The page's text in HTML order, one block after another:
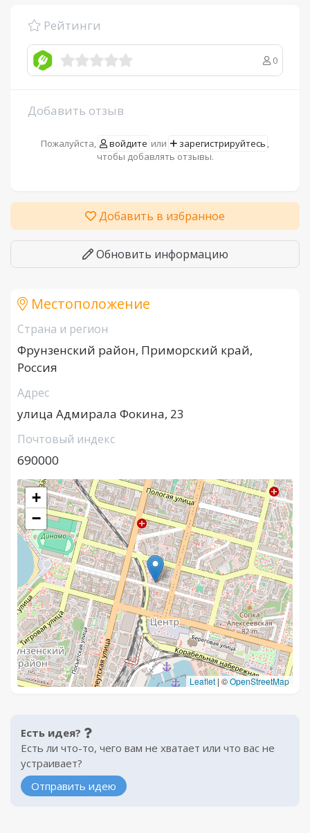
Рейтинги
0
Добавить отзыв
Пожалуйста, войдите или зарегистрируйтесь ,
чтобы добавлять отзывы.
Добавить в избранное
Обновить информацию
Местоположение
Страна и регион
Фрунзенский район, Приморский край,
Россия
Адрес
улица Адмирала Фокина, 23
Почтовый индекс
690000
+
−
Leaflet | ©OpenStreetMap
Есть идея?
Есть ли что-то, чего вам не хватает или что вас не
устраивает?
Отправить идею